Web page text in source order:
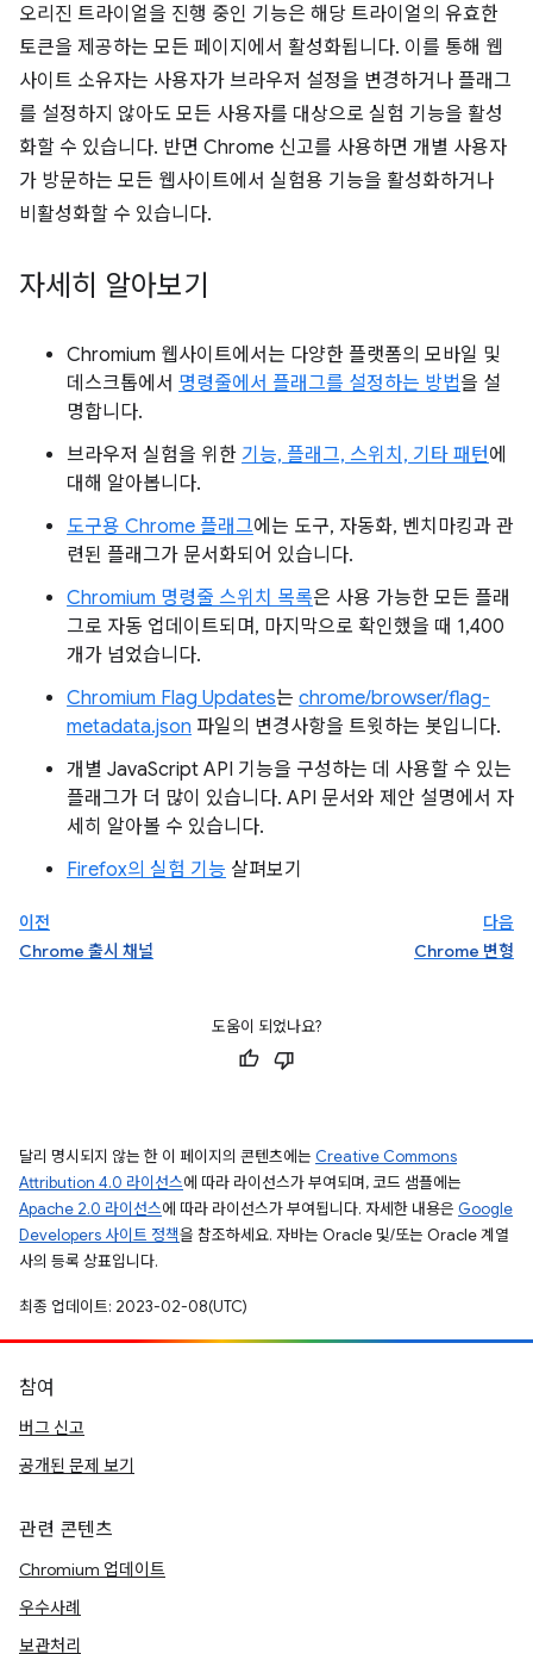
오리진 트라이얼을 진행 중인 기능은 해당 트라이얼의 유효한
토큰을 제공하는 모든 페이지에서 활성화됩니다. 이를 통해 웹
사이트 소유자는 사용자가 브라우저 설정을 변경하거나 플래그
를 설정하지 않아도 모든 사용자를 대상으로 실험 기능을 활성
화할 수 있습니다. 반면 Chrome 신고를 사용하면 개별 사용자
가 방문하는 모든 웹사이트에서 실험용 기능을 활성화하거나
비활성화할 수 있습니다.
자세히 알아보기
Chromium 웹사이트에서는 다양한 플랫폼의 모바일 및
데스크톱에서 명령줄에서 플래그를 설정하는 방법을 설
명합니다.
브라우저 실험을 위한 기능, 플래그, 스위치, 기타 패턴에
대해 알아봅니다.
도구용 Chrome 플래그에는 도구, 자동화, 벤치마킹과 관
련된 플래그가 문서화되어 있습니다.
Chromium 명령줄 스위치 목록은 사용 가능한 모든 플래
그로 자동 업데이트되며, 마지막으로 확인했을 때 1,400
개가 넘었습니다.
Chromium Flag Updates는 chrome/browser/flag-
metadata.json 파일의 변경사항을 트윗하는 봇입니다.
개별 JavaScript API 기능을 구성하는 데 사용할 수 있는
플래그가 더 많이 있습니다. API 문서와 제안 설명에서 자
세히 알아볼 수 있습니다.
Firefox의 실험 기능 살펴보기
이전
Chrome 출시 채널
다음
Chrome 변형
도움이 되었나요?
달리 명시되지 않는 한 이 페이지의 콘텐츠에는 Creative Commons
Attribution 4.0 라이선스에 따라 라이선스가 부여되며, 코드 샘플에는
Apache 2.0 라이선스에 따라 라이선스가 부여됩니다. 자세한 내용은 Google
Developers 사이트 정책을 참조하세요. 자바는 Oracle 및/또는 Oracle 계열
사의 등록 상표입니다.
최종 업데이트: 2023-02-08(UTC)
참여
버그 신고
공개된 문제 보기
관련 콘텐츠
Chromium 업데이트
우수사례
보관처리